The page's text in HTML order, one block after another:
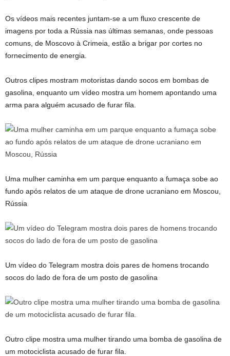
Os vídeos mais recentes juntam-se a um fluxo crescente de
imagens por toda a Rússia nas últimas semanas, onde pessoas
comuns, de Moscovo à Crimeia, estão a brigar por cortes no
fornecimento de energia.
Outros clipes mostram motoristas dando socos em bombas de
gasolina, enquanto um vídeo mostra um homem apontando uma
arma para alguém acusado de furar fila.
Uma mulher caminha em um parque enquanto a fumaça sobe ao
fundo após relatos de um ataque de drone ucraniano em Moscou,
Rússia
Um vídeo do Telegram mostra dois pares de homens trocando
socos do lado de fora de um posto de gasolina
Outro clipe mostra uma mulher tirando uma bomba de gasolina de
um motociclista acusado de furar fila.